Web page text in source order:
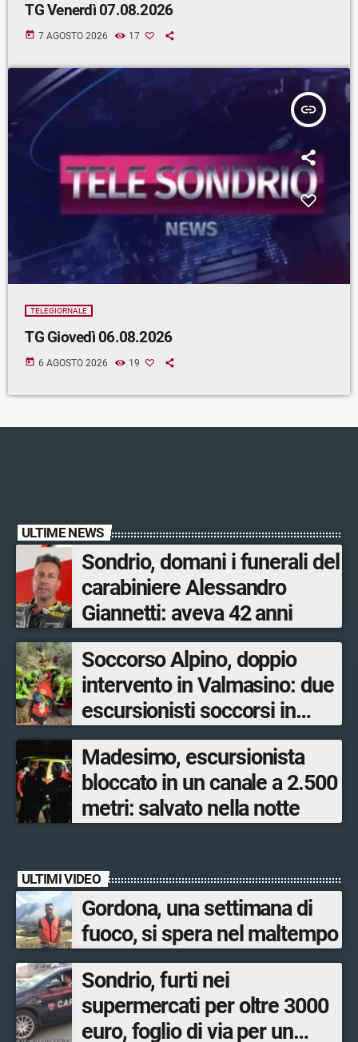
TG Venerdì 07.08.2026
today 7 AGOSTO 2026 17
insert_link
TELEGIORNALE
TG Giovedì 06.08.2026
today 6 AGOSTO 2026 19
ULTIME NEWS
Sondrio, domani i funerali del
carabiniere Alessandro
Giannetti: aveva 42 anni
Soccorso Alpino, doppio
intervento in Valmasino: due
escursionisti soccorsi in
poche ore
Madesimo, escursionista
bloccato in un canale a 2.500
metri: salvato nella notte
ULTIMI VIDEO
Gordona, una settimana di
fuoco, si spera nel maltempo
Sondrio, furti nei
supermercati per oltre 3000
euro, foglio di via per un